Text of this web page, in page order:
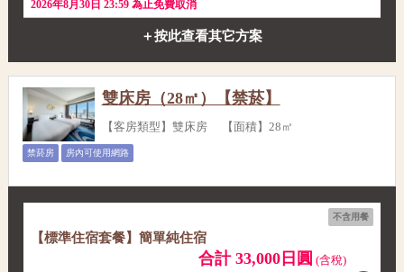
2026年8月30日 23:59 為止免費取消
＋按此查看其它方案
雙床房（28㎡）【禁菸】
【客房類型】雙床房 【面積】28㎡
禁菸房 房內可使用網路
不含用餐
【標準住宿套餐】簡單純住宿
合計 33,000日圓 (含稅)